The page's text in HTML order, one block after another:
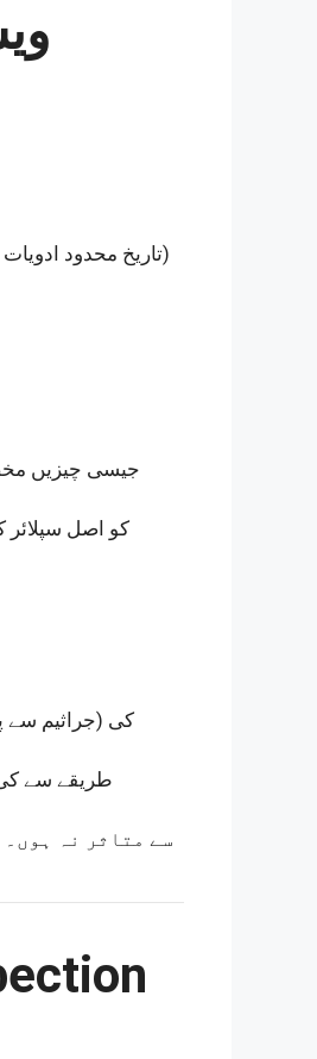
(Date-Limited Pharmaceuticals – تاریخ محدود ادویات)
جیسی چیزیں
کو اصل سپلائر
(Sterilize – جراثیم سے پاک)
سے متاثر نہ ہوں۔